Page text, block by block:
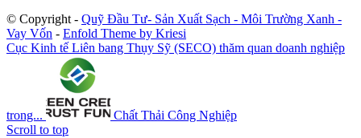
© Copyright - Quỹ Đầu Tư- Sản Xuất Sạch - Môi Trường Xanh -
Vay Vốn - Enfold Theme by Kriesi
Cục Kinh tế Liên bang Thụy Sỹ (SECO) thăm quan doanh nghiệp
trong...
Chất Thải Công Nghiệp
Scroll to top